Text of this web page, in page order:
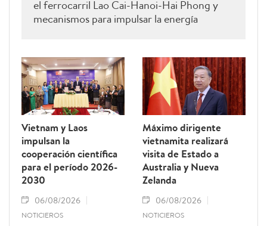
el ferrocarril Lao Cai-Hanoi-Hai Phong y
mecanismos para impulsar la energía
Vietnam y Laos
impulsan la
cooperación científica
para el período 2026-
2030
06/08/2026
NOTICIEROS
Máximo dirigente
vietnamita realizará
visita de Estado a
Australia y Nueva
Zelanda
06/08/2026
NOTICIEROS